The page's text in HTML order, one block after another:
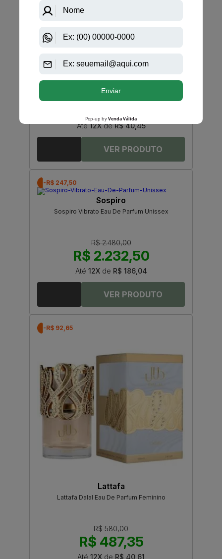
Power Of You Emporio Armani Eau De Parfum
Até12XdeR$ 40,45
-R$ 247,50
Sospiro
Sospiro Vibrato Eau De Parfum Unissex
R$ 2.480,00
R$ 2.232,50
Até 12Xde R$ 186,04
-R$ 92,65
Lattafa
Lattafa Dalal Eau De Parfum Feminino
R$ 580,00
R$ 487,35
Até 12X de R$ 40,61